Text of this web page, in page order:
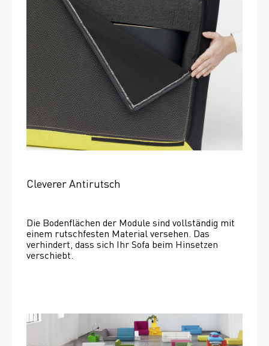
Cleverer Antirutsch
Die Bodenflächen der Module sind vollständig mit
einem rutschfesten Material versehen. Das
verhindert, dass sich Ihr Sofa beim Hinsetzen
verschiebt.